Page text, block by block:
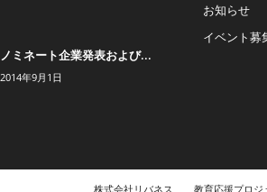
ノミネート企業発表および...
2014年9月1日
お知らせ
イベント募
株式会社リバネス 教育応援プロジ